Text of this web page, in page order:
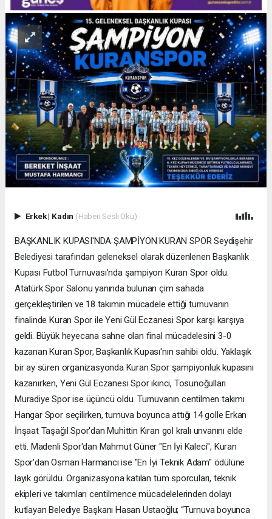
Erkek| Kadın (Haberi Sesli Oku)
BAŞKANLIK KUPASI'NDA ŞAMPİYON KURAN SPOR Seydişehir
Belediyesi tarafından geleneksel olarak düzenlenen Başkanlık
Kupası Futbol Turnuvası'nda şampiyon Kuran Spor oldu.
Atatürk Spor Salonu yanında bulunan çim sahada
gerçekleştirilen ve 18 takımın mücadele ettiği turnuvanın
finalinde Kuran Spor ile Yeni Gül Eczanesi Spor karşı karşıya
geldi. Büyük heyecana sahne olan final mücadelesini 3-0
kazanan Kuran Spor, Başkanlık Kupası'nın sahibi oldu. Yaklaşık
bir ay süren organizasyonda Kuran Spor şampiyonluk kupasını
kazanırken, Yeni Gül Eczanesi Spor ikinci, Tosunoğulları
Muradiye Spor ise üçüncü oldu. Turnuvanın centilmen takımı
Hangar Spor seçilirken, turnuva boyunca attığı 14 golle Erkan
İnşaat Taşağıl Spor'dan Muhittin Kıran gol kralı unvanını elde
etti. Madenli Spor'dan Mahmut Güner "En İyi Kaleci", Kuran
Spor'dan Osman Harmancı ise "En İyi Teknik Adam" ödülüne
layık görüldü. Organizasyona katılan tüm sporcuları, teknik
ekipleri ve takımları centilmence mücadelelerinden dolayı
kutlayan Belediye Başkanı Hasan Ustaoğlu; “Turnuva boyunca